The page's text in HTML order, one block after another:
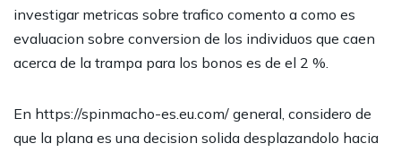
investigar metricas sobre trafico comento a como es
evaluacion sobre conversion de los individuos que caen
acerca de la trampa para los bonos es de el 2 %.
En https://spinmacho-es.eu.com/ general, considero de
que la plana es una decision solida desplazandolo hacia